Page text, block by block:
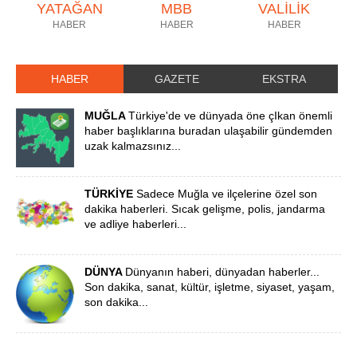
YATAĞAN
HABER
MBB
HABER
VALİLİK
HABER
HABER GAZETE EKSTRA
MUĞLATürkiye'de ve dünyada öne çIkan önemli
haber başlıklarına buradan ulaşabilir gündemden
uzak kalmazsınız...
TÜRKİYESadece Muğla ve ilçelerine özel son
dakika haberleri. Sıcak gelişme, polis, jandarma
ve adliye haberleri...
DÜNYA Dünyanın haberi, dünyadan haberler...
Son dakika, sanat, kültür, işletme, siyaset, yaşam,
son dakika...